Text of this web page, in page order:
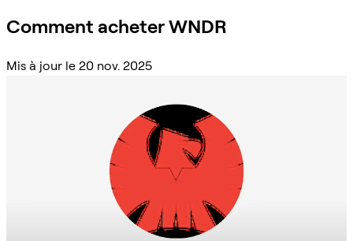
Comment acheter WNDR
Mis à jour le 20 nov. 2025